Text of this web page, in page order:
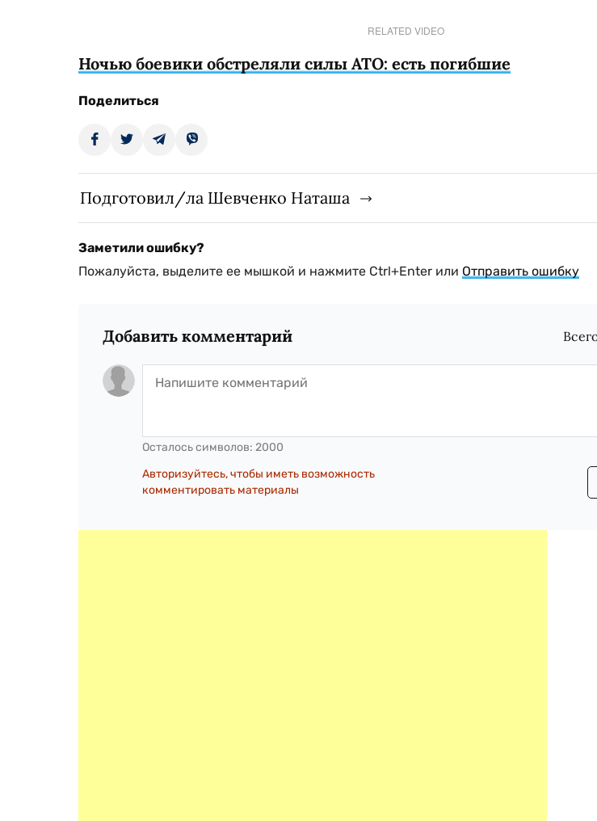
RELATED VIDEO
Ночью боевики обстреляли силы АТО: есть погибшие
Поделиться
Подготовил/ла Шевченко Наташа
Заметили ошибку?
Пожалуйста, выделите ее мышкой и нажмите Ctrl+Enter или Отправить ошибку
Добавить комментарий
Осталось символов: 2000
Авторизуйтесь, чтобы иметь возможность
комментировать материалы